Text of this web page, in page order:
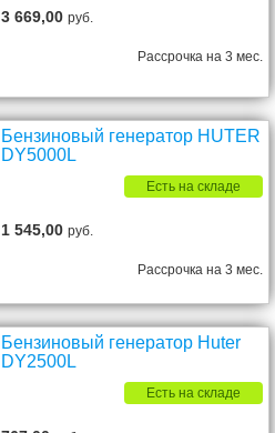
3 669,00руб.
Рассрочка на 3 мес.
Бензиновый генератор HUTER
DY5000L
Есть на складе
1 545,00руб.
Рассрочка на 3 мес.
Бензиновый генератор Huter
DY2500L
Есть на складе